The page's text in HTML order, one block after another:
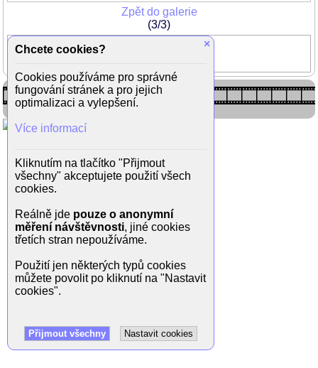
Zpět do galerie
(3/3)
×
Chcete cookies?
Cookies používáme pro správné
fungování stránek a pro jejich
optimalizaci a vylepšení.
Více informací
Kliknutím na tlačítko "Přijmout
všechny" akceptujete použití všech
cookies.
Reálně jde pouze o anonymní
měření návštěvnosti, jiné cookies
třetích stran nepoužíváme.
Použití jen některých typů cookies
můžete povolit po kliknutí na "Nastavit
cookies".
Přijmout všechny Nastavit cookies